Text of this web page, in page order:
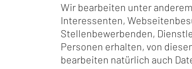
Wir bearbeiten unter
Interessenten,
Stellenbewerbenden,
Personen erhalten, von
bearbeiten natürlich auch